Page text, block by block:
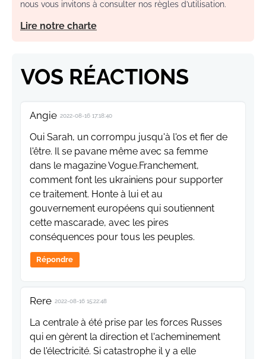
nous vous invitons à consulter nos règles d’utilisation.
Lire notre charte
VOS RÉACTIONS
Angie 2022-08-16 17:18:40
Oui Sarah, un corrompu jusqu'à l'os et fier de
l'être. Il se pavane même avec sa femme
dans le magazine Vogue.Franchement,
comment font les ukrainiens pour supporter
ce traitement. Honte à lui et au
gouvernement européens qui soutiennent
cette mascarade, avec les pires
conséquences pour tous les peuples.
Répondre
Rere 2022-08-16 15:22:48
La centrale à été prise par les forces Russes
qui en gèrent la direction et l'acheminement
de l'électricité. Si catastrophe il y a elle